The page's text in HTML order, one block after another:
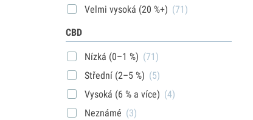
Velmi vysoká (20 %+) (71)
CBD
Nízká (0–1 %) (71)
Střední (2–5 %) (5)
Vysoká (6 % a více) (4)
Neznámé (3)